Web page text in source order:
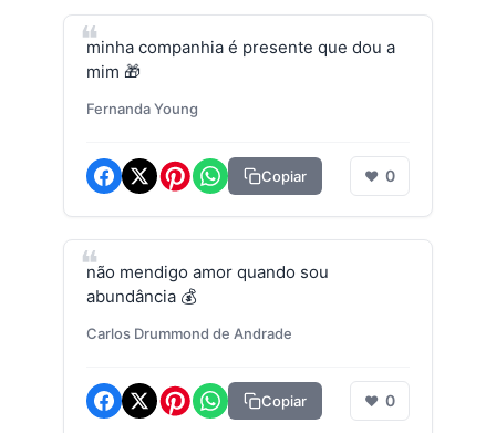
minha companhia é presente que dou a
mim 🎁
Fernanda Young
Copiar ❤ 0
não mendigo amor quando sou
abundância 💰
Carlos Drummond de Andrade
Copiar ❤ 0